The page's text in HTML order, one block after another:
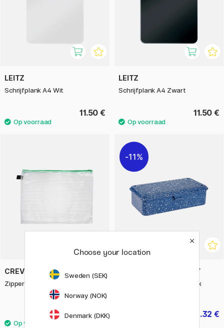
LEITZ
Schrijfplank A4 Wit
11.50 €
LEITZ
Schrijfplank A4 Zwart
11.50 €
CREVIDE
Zipper Pouch 38x27 cm
7.50 €
11%
TOYO STEEL COMPANY
T190 Trunk Shape Toolbox
42.32 €
Choose your location
Sweden (SEK)
Norway (NOK)
Denmark (DKK)